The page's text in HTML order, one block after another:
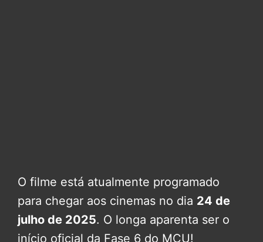
O filme está atualmente programado
para chegar aos cinemas no dia 24 de
julho de 2025. O longa aparenta ser o
início oficial da Fase 6 do MCU!